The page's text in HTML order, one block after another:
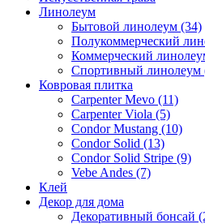
Линолеум
Бытовой линолеум (34)
Полукоммерческий
Коммерческий
Спортивный линолеум
Ковровая плитка
Carpenter Mevo (11)
Carpenter Viola (5)
Condor Mustang (10)
Condor Solid (13)
Condor Solid Stripe (9)
Vebe Andes (7)
Клей
Декор для дома
Декоративный бонсай